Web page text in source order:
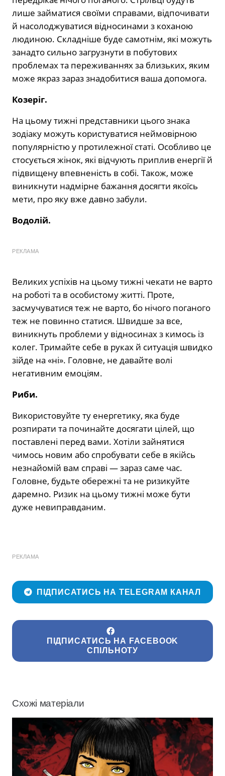
лише займатися своїми справами, відпочивати
й насолоджуватися відносинами з коханою
людиною. Складніше буде самотнім, які можуть
занадто сильно загрузнути в побутових
проблемах та переживаннях за близьких, яким
може якраз зараз знадобитися ваша допомога.
Козеріг.
На цьому тижні представники цього знака
зодіаку можуть користуватися неймовірною
популярністю у протилежної статі. Особливо це
стосується жінок, які відчують приплив енергії й
підвищену впевненість в собі. Також, може
виникнути надмірне бажання досягти якоїсь
мети, про яку вже давно забули.
Водолій.
РЕКЛАМА
Великих успіхів на цьому тижні чекати не варто
на роботі та в особистому житті. Проте,
засмучуватися теж не варто, бо нічого поганого
теж не повинно статися. Швидше за все,
виникнуть проблеми у відносинах з кимось із
колег. Тримайте себе в руках й ситуація швидко
зійде на «ні». Головне, не давайте волі
негативним емоціям.
Риби.
Використовуйте ту енергетику, яка буде
розпирати та починайте досягати цілей, що
поставлені перед вами. Хотіли зайнятися
чимось новим або спробувати себе в якійсь
незнайомій вам справі — зараз саме час.
Головне, будьте обережні та не ризикуйте
даремно. Ризик на цьому тижні може бути
дуже невиправданим.
РЕКЛАМА
ПІДПИСАТИСЬ НА TELEGRAM КАНАЛ
ПІДПИСАТИСЬ НА FACEBOOK
СПІЛЬНОТУ
Схожі матеріали